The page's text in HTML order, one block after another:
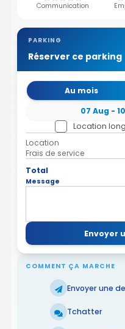
Communication
PARKING
Réserver ce parking
Au mois
07 Aug -
Location
Location
Frais de service
Total
Message
Envoyer
COMMENT ÇA MARCHE
Envoyer une
Tchatter